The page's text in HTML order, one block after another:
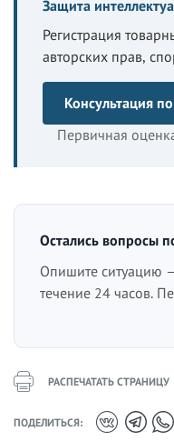
Защита
Регистрация
авторских прав,
Консультация
Первичная
Остались вопросы
Опишите ситуацию
течение 24 часов.
РАСПЕЧАТАТЬ СТРАНИЦУ
ПОДЕЛИТЬСЯ: